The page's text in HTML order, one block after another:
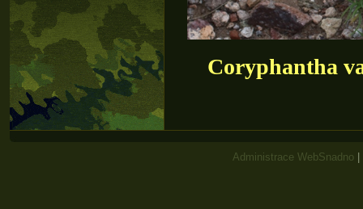
Coryphantha
Administrace WebSnadno|